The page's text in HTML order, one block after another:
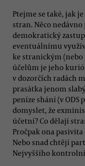
Ptejme se také, jak
stran. Něco
demokratický
eventuálnímu
ke stranickým
účelům je jeho
v dozorčích radách
prasátka jenom
peníze shání (v
domyslet, že
účetní? Co dělají
Pročpak ona
Nebo snad chtějí
Nejvyššího